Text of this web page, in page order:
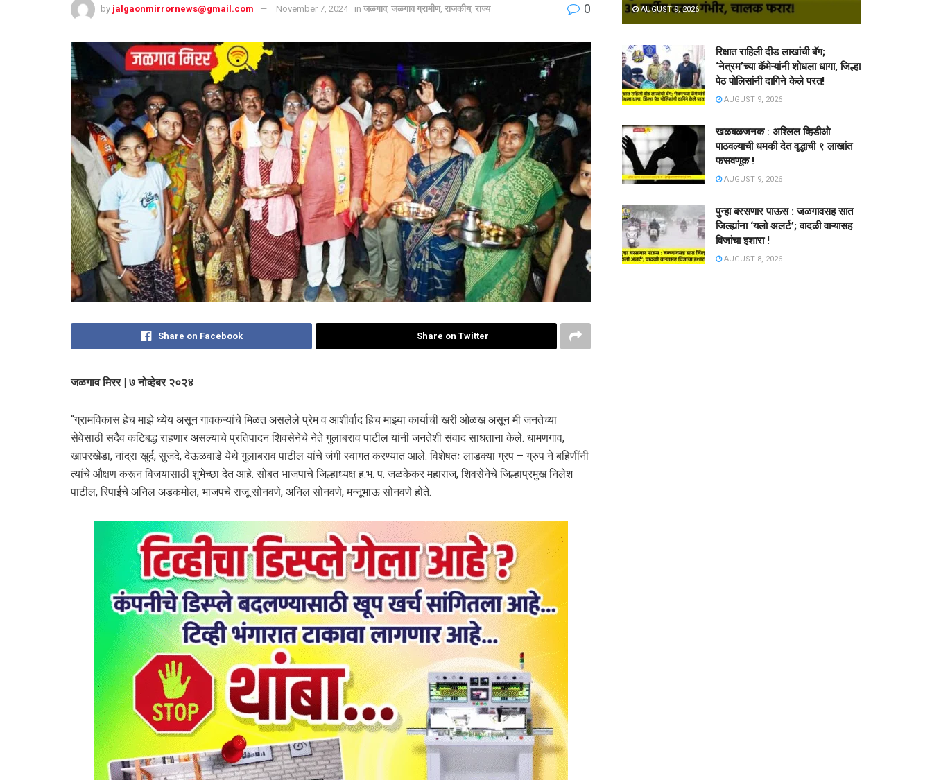
by jalgaonmirrornews@gmail.com November 7, 2024 in जळगाव, जळगाव ग्रामीण, राजकीय, राज्य 0
Share on Facebook Share on Twitter
जळगाव मिरर | ७ नोव्हेबर २०२४
“ग्रामविकास हेच माझे ध्येय असून गावकऱ्यांचे मिळत असलेले प्रेम व आशीर्वाद हिच माझ्या कार्याची खरी ओळख असून मी जनतेच्या
सेवेसाठी सदैव कटिबद्ध राहणार असल्याचे प्रतिपादन शिवसेनेचे नेते गुलाबराव पाटील यांनी जनतेशी संवाद साधताना केले. धामणगाव,
खापरखेडा, नांद्रा खुर्द, सुजदे, देऊळवाडे येथे गुलाबराव पाटील यांचे जंगी स्वागत करण्यात आले. विशेषतः लाडक्या ग्रप – ग्रुप ने बहिणींनी
त्यांचे औक्षण करून विजयासाठी शुभेच्छा देत आहे. सोबत भाजपाचे जिल्हाध्यक्ष ह.भ. प. जळकेकर महाराज, शिवसेनेचे जिल्हाप्रमुख निलेश
पाटील, रिपाईचे अनिल अडकमोल, भाजपचे राजू सोनवणे, अनिल सोनवणे, मन्नूभाऊ सोनवणे होते.
AUGUST 9, 2026
रिक्षात राहिली दीड लाखांची बॅग;
‘नेत्रम’च्या कॅमेऱ्यांनी शोधला धागा, जिल्हा
पेठ पोलिसांनी दागिने केले परत!
AUGUST 9, 2026
खळबळजनक : अश्लिल व्हिडीओ
पाठवल्याची धमकी देत वृद्धाची ९ लाखांत
फसवणूक !
AUGUST 9, 2026
पुन्हा बरसणार पाऊस : जळगावसह सात
जिल्ह्यांना ‘यलो अलर्ट’; वादळी वाऱ्यासह
विजांचा इशारा !
AUGUST 8, 2026